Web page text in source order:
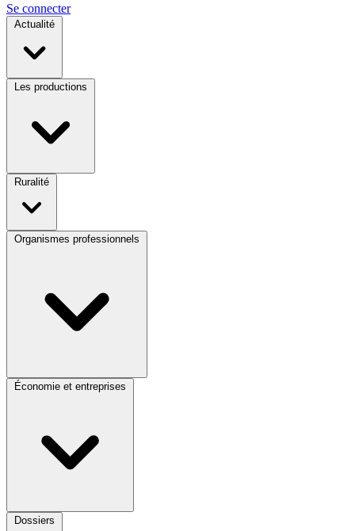
Se connecter
Actualité
Les productions
Ruralité
Organismes professionnels
Économie et entreprises
Dossiers